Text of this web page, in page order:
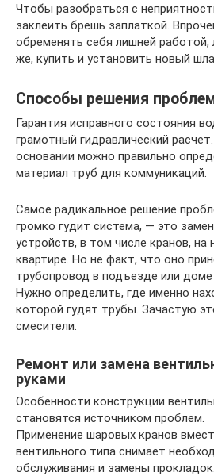
Чтобы разобраться с
заклеить брешь заплаткой.
обременять себя лишней работой,
же, купить и установить новый
Способы решения
Гарантия исправного состояния
грамотный гидравлический
основании можно правильно
материал труб для коммуникаций.
Самое радикальное решение
громко гудит система, — это
устройств, в том числе кранов, на
квартире. Но не факт, что оно
трубопровод в подъезде или доме
Нужно определить, где именно
которой гудят трубы. Зачастую
смесители.
Ремонт или замена
руками
Особенности конструкции
становятся источником проблем.
Применение шаровых кранов
вентильного типа снимает
обслуживания и замены